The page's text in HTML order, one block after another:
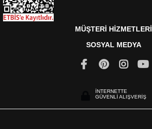
MÜŞTERİ HİZMETLERİ
SOSYAL MEDYA
İNTERNETTE
GÜVENLİ ALIŞVERİŞ